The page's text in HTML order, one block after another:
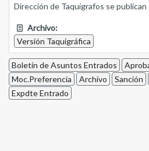
Dirección de Taquígrafos se
Archivo:
Versión Taquigráfica
Boletín de Asuntos Entrados
Moc.Preferencia
Archivo Sanción
Expdte Entrado